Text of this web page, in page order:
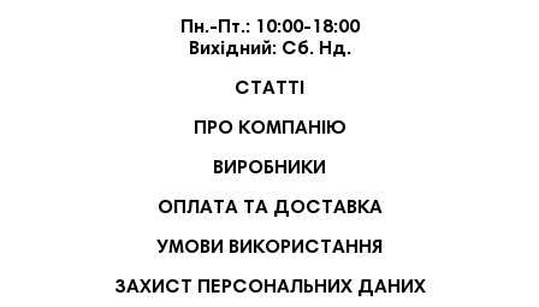
Пн.-Пт.: 10:00-18:00
Вихідний: Сб. Нд.
СТАТТІ
ПРО КОМПАНІЮ
ВИРОБНИКИ
ОПЛАТА ТА ДОСТАВКА
УМОВИ ВИКОРИСТАННЯ
ЗАХИСТ ПЕРСОНАЛЬНИХ ДАНИХ